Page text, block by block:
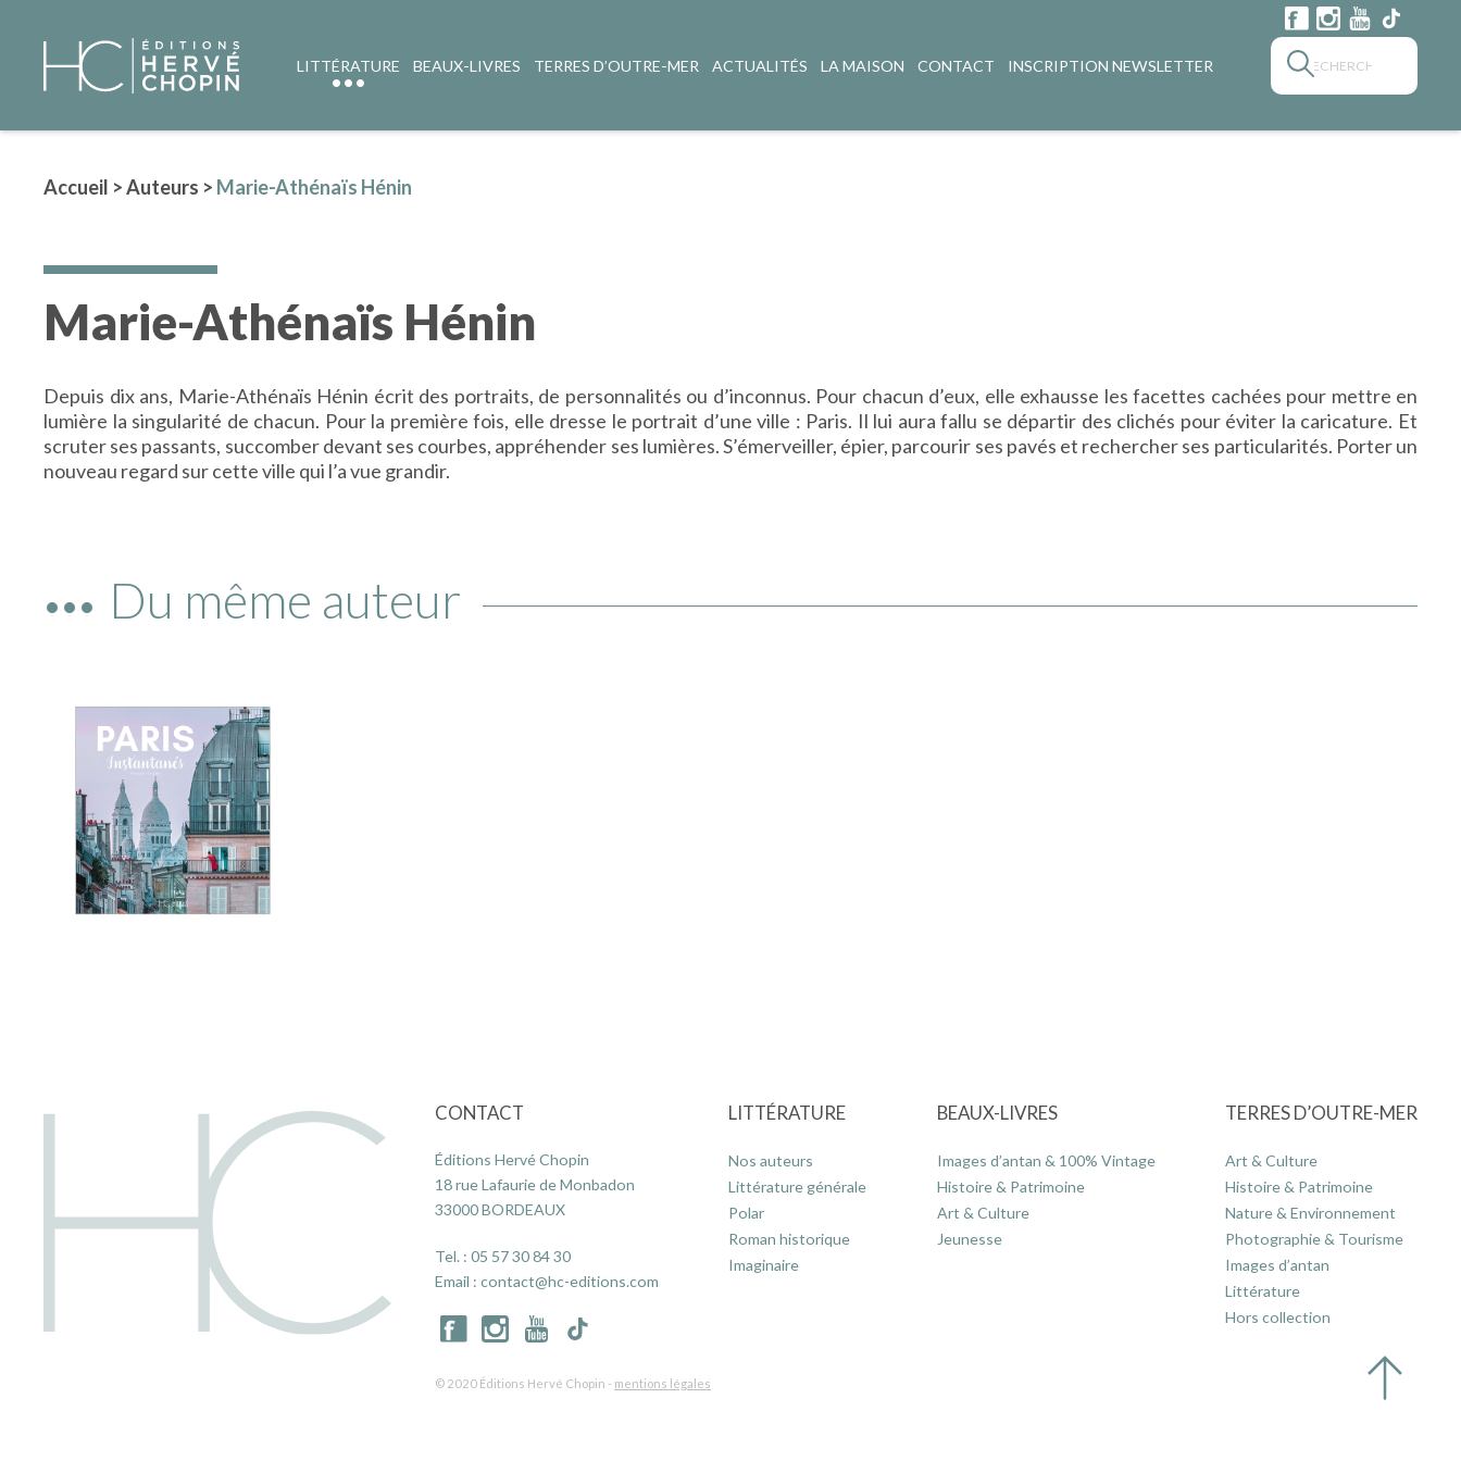
LITTÉRATURE BEAUX-LIVRES TERRES D’OUTRE-MER ACTUALITÉS LA MAISON CONTACT INSCRIPTION NEWSLETTER
Accueil >Auteurs > Marie-Athénaïs Hénin
Marie-Athénaïs Hénin
Depuis dix ans, Marie-Athénaïs Hénin écrit des portraits, de personnalités ou d’inconnus. Pour chacun d’eux, elle exhausse les facettes cachées pour mettre en
lumière la singularité de chacun. Pour la première fois, elle dresse le portrait d’une ville : Paris. Il lui aura fallu se départir des clichés pour éviter la caricature. Et
scruter ses passants, succomber devant ses courbes, appréhender ses lumières. S’émerveiller, épier, parcourir ses pavés et rechercher ses particularités. Porter un
nouveau regard sur cette ville qui l’a vue grandir.
Du même auteur
CONTACT
Éditions Hervé Chopin
18 rue Lafaurie de Monbadon
33000 BORDEAUX
Tel. : 05 57 30 84 30
Email : contact@hc-editions.com
LITTÉRATURE
Nos auteurs
Littérature générale
Polar
Roman historique
Imaginaire
BEAUX-LIVRES
Images d’antan & 100% Vintage
Histoire & Patrimoine
Art & Culture
Jeunesse
TERRES D’OUTRE-MER
Art & Culture
Histoire & Patrimoine
Nature & Environnement
Photographie & Tourisme
Images d’antan
Littérature
Hors collection
© 2020 Éditions Hervé Chopin - mentions légales